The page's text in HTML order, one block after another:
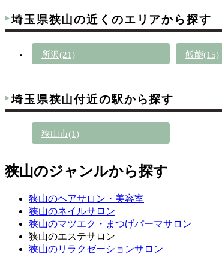
埼玉県狭山の近くのエリアから探す
所沢(21) 飯能(15)
埼玉県狭山付近の駅から探す
狭山市(1)
狭山のジャンルから探す
狭山のヘアサロン・美容室
狭山のネイルサロン
狭山のマツエク・まつげパーマサロン
狭山のエステサロン
狭山のリラクゼーションサロン